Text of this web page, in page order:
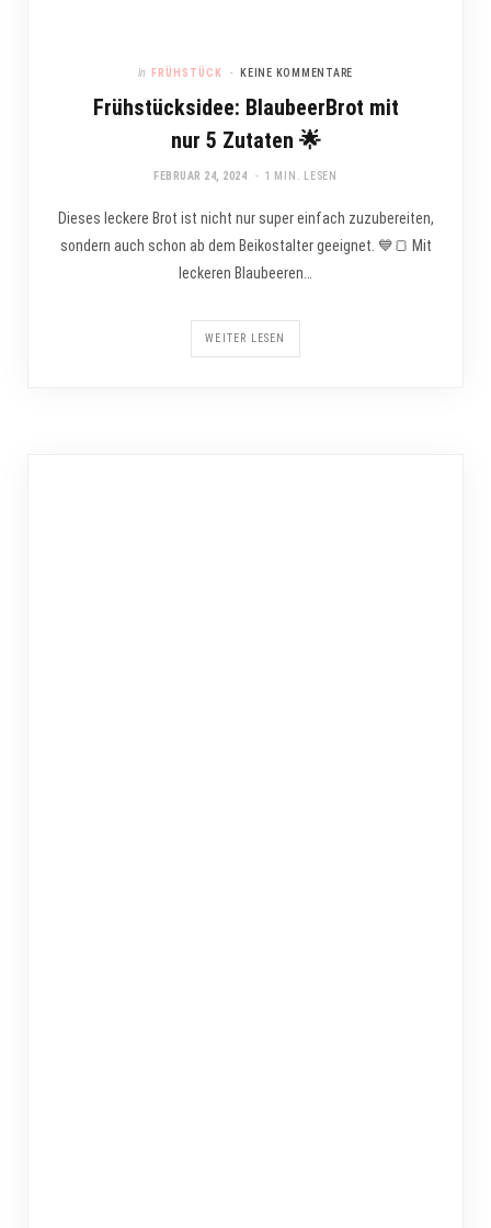
In FRÜHSTÜCK KEINE KOMMENTARE
Frühstücksidee: BlaubeerBrot mit
nur 5 Zutaten 🌟
FEBRUAR 24, 2024 1 MIN. LESEN
Dieses leckere Brot ist nicht nur super einfach zuzubereiten,
sondern auch schon ab dem Beikostalter geeignet. 💙🍞 Mit
leckeren Blaubeeren…
WEITER LESEN